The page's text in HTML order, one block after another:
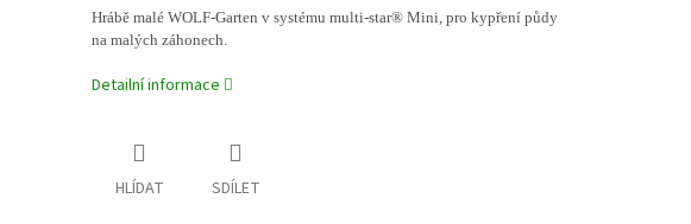
Hrábě malé WOLF-Garten v systému multi-star® Mini, pro kypření půdy
na malých záhonech.
Detailní informace
HLÍDAT SDÍLET